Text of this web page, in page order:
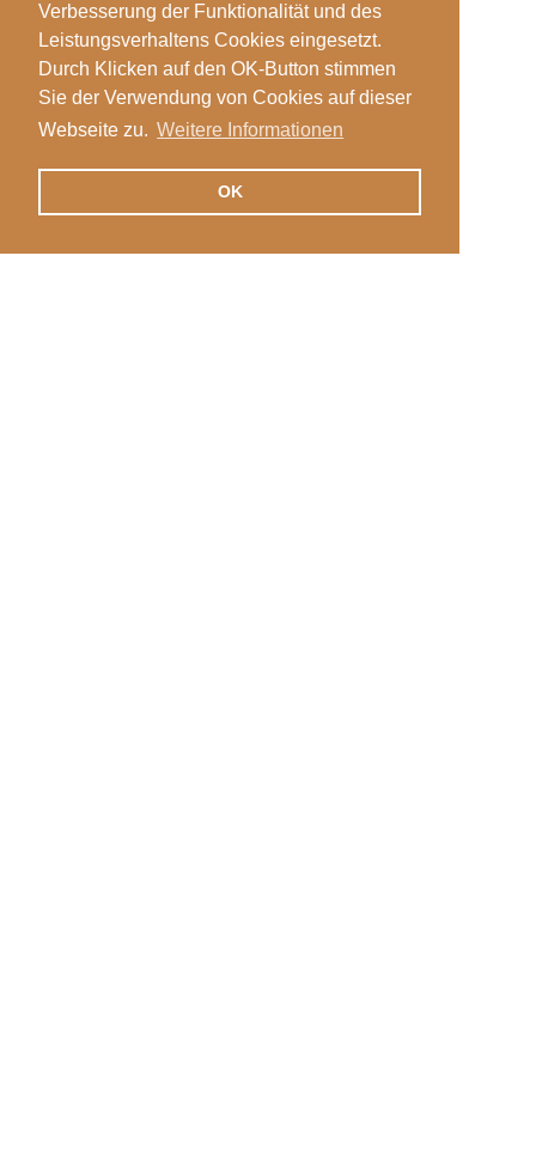
Verbesserung der Funktionalität und des
Leistungsverhaltens Cookies eingesetzt.
Durch Klicken auf den OK-Button stimmen
Sie der Verwendung von Cookies auf dieser
Webseite zu. Weitere Informationen
OK